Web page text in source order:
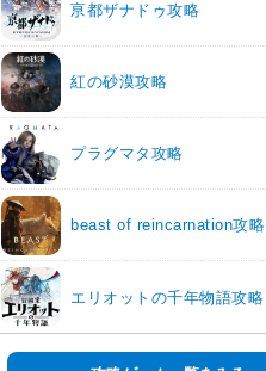
亰都ザナドゥ攻略
紅の砂漠攻略
プラグマタ攻略
beast of reincarnation攻略
エリオットの千年物語攻略